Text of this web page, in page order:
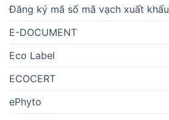
Đăng ký mã số mã vạch xuất khẩu
E-DOCUMENT
Eco Label
ECOCERT
ePhyto